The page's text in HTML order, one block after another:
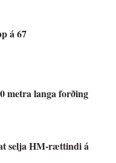
á 67
metra langa forðing
selja HM-rættindi á